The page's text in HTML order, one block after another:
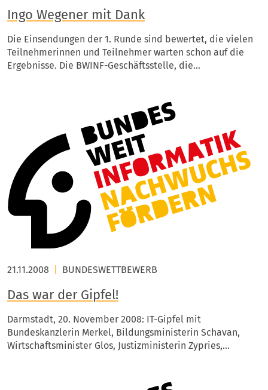
Ingo Wegener mit Dank
Die Einsendungen der 1. Runde sind bewertet, die vielen
Teilnehmerinnen und Teilnehmer warten schon auf die
Ergebnisse. Die BWINF-Geschäftsstelle, die…
21.11.2008 BUNDESWETTBEWERB
Das war der Gipfel!
Darmstadt, 20. November 2008: IT-Gipfel mit
Bundeskanzlerin Merkel, Bildungsministerin Schavan,
Wirtschaftsminister Glos, Justizministerin Zypries,…